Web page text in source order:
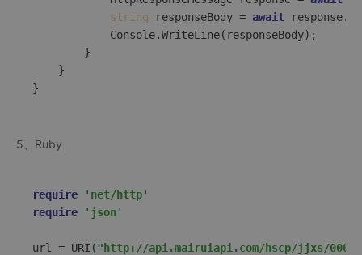
string responseBody = await
            Console.WriteLine(responseBody);
        }
    }
5、Ruby
require
'net/http'
require
'json'
url = URI("http://api.mairuiapi.com/hscp/jjxs/000001/